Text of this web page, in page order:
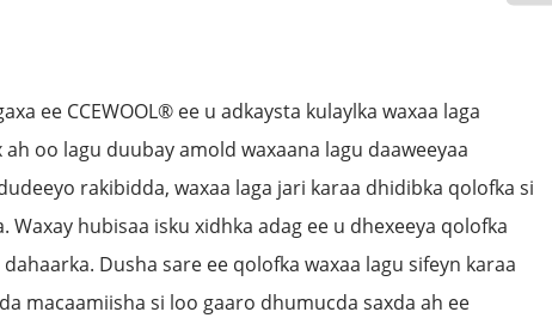
ee CCEWOOL® ee u adkaysta kulaylka waxaa laga
oo lagu duubay amold waxaana lagu daaweeyaa
rakibidda, waxaa laga jari karaa dhidibka qolofka si
Waxay hubisaa isku xidhka adag ee u dhexeeya qolofka
Dusha sare ee qolofka waxaa lagu sifeyn karaa
macaamiisha si loo gaaro dhumucda saxda ah ee